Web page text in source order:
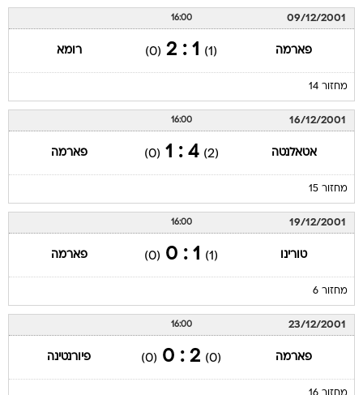
09/12/2001
16:00
פארמה (1)
1 : 2
(0) רומא
מחזור 14
16/12/2001
16:00
אטאלנטה (2)
4 : 1
(0) פארמה
מחזור 15
19/12/2001
16:00
טורינו (1)
1 : 0
(0) פארמה
מחזור 6
23/12/2001
16:00
פארמה (0)
2 : 0
(0) פיורנטינה